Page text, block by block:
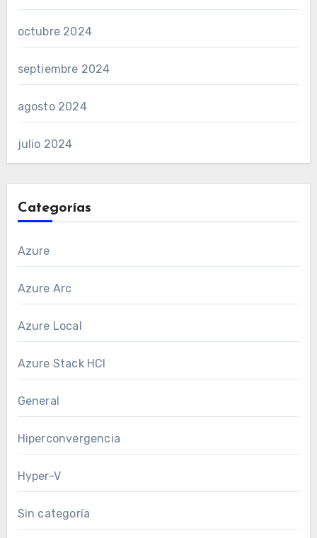
octubre 2024
septiembre 2024
agosto 2024
julio 2024
Categorías
Azure
Azure Arc
Azure Local
Azure Stack HCI
General
Hiperconvergencia
Hyper-V
Sin categoría